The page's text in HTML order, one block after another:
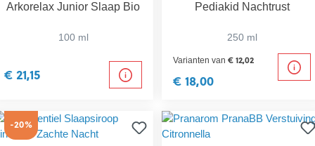
Arkorelax Junior Slaap Bio
100 ml
€ 21,15
Pediakid Nachtrust
250 ml
Varianten van€ 12,02
€ 18,00
-20%